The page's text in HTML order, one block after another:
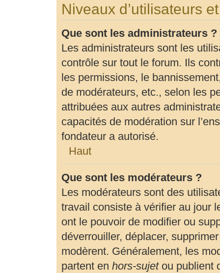
Niveaux d’utilisateurs
Que sont les administrateurs ?
Les administrateurs sont les
contrôle sur tout le forum. Ils
les permissions, le
de modérateurs, etc., selon les
attribuées aux autres
capacités de modération sur
fondateur a autorisé.
Haut
Que sont les modérateurs ?
Les modérateurs sont des
travail consiste à vérifier au jour
ont le pouvoir de modifier ou
déverrouiller, déplacer,
modèrent. Généralement, les
partent en hors-sujetou publient